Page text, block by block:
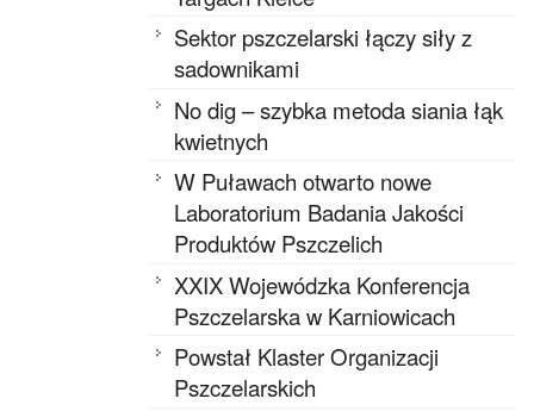
Sektor pszczelarski łączy siły z
sadownikami
No dig – szybka metoda siania łąk
kwietnych
W Puławach otwarto nowe
Laboratorium Badania Jakości
Produktów Pszczelich
XXIX Wojewódzka Konferencja
Pszczelarska w Karniowicach
Powstał Klaster Organizacji
Pszczelarskich